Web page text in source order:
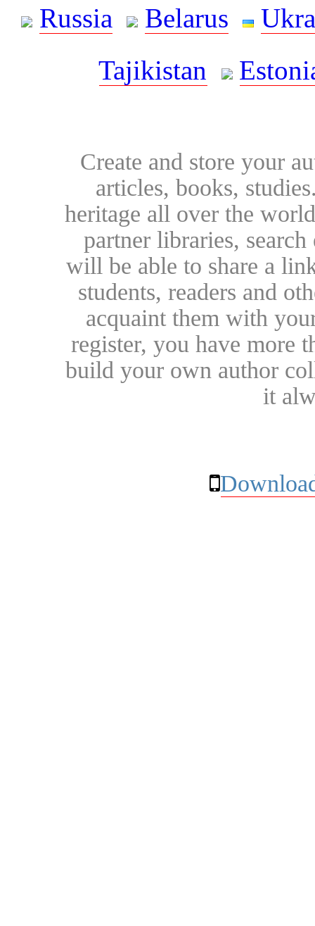
Russia
Belarus
Tajikistan
Create and store your
articles, books,
heritage all over the
partner libraries,
will be able to share a
students, readers and
acquaint them with
register, you have more
build your own author
it